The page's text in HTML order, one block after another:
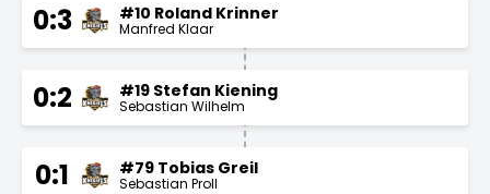
0:3 #10 Roland Krinner
Manfred Klaar
0:2 #19 Stefan Kiening
Sebastian Wilhelm
0:1 #79 Tobias Greil
Sebastian Proll